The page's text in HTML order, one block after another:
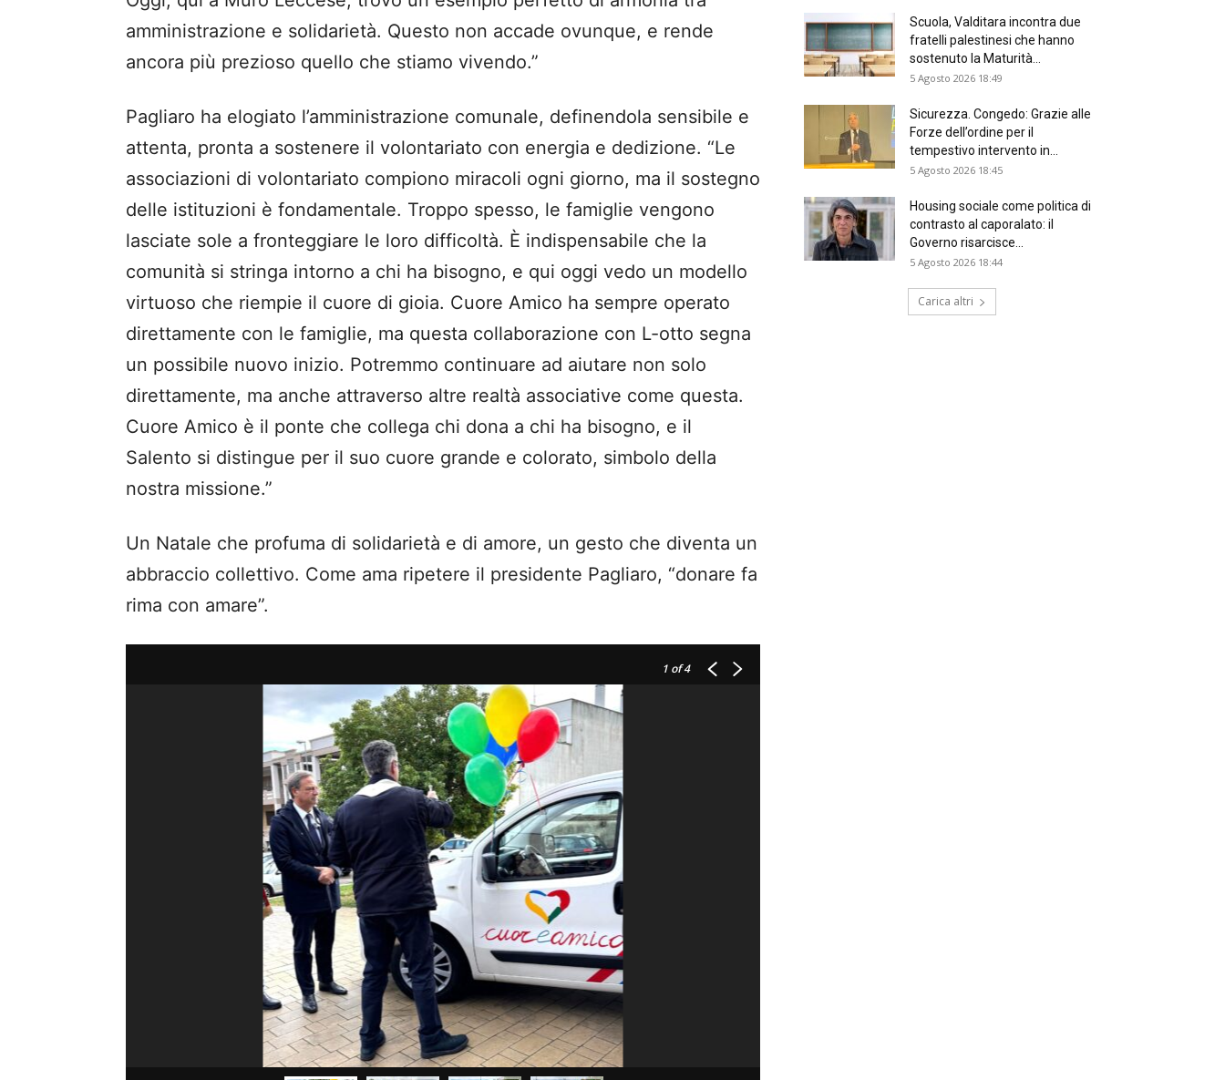
amministrazione e solidarietà. Questo non accade ovunque, e rende
ancora più prezioso quello che stiamo vivendo.”
Pagliaro ha elogiato l’amministrazione comunale, definendola sensibile e
attenta, pronta a sostenere il volontariato con energia e dedizione. “Le
associazioni di volontariato compiono miracoli ogni giorno, ma il sostegno
delle istituzioni è fondamentale. Troppo spesso, le famiglie vengono
lasciate sole a fronteggiare le loro difficoltà. È indispensabile che la
comunità si stringa intorno a chi ha bisogno, e qui oggi vedo un modello
virtuoso che riempie il cuore di gioia. Cuore Amico ha sempre operato
direttamente con le famiglie, ma questa collaborazione con L-otto segna
un possibile nuovo inizio. Potremmo continuare ad aiutare non solo
direttamente, ma anche attraverso altre realtà associative come questa.
Cuore Amico è il ponte che collega chi dona a chi ha bisogno, e il
Salento si distingue per il suo cuore grande e colorato, simbolo della
nostra missione.”
Un Natale che profuma di solidarietà e di amore, un gesto che diventa un
abbraccio collettivo. Come ama ripetere il presidente Pagliaro, “donare fa
rima con amare”.
1 of 4
Scuola, Valditara incontra due
fratelli palestinesi che hanno
sostenuto la Maturità...
5 Agosto 2026 18:49
Sicurezza. Congedo: Grazie alle
Forze dell’ordine per il
tempestivo intervento in...
5 Agosto 2026 18:45
Housing sociale come politica di
contrasto al caporalato: il
Governo risarcisce...
5 Agosto 2026 18:44
Carica altri